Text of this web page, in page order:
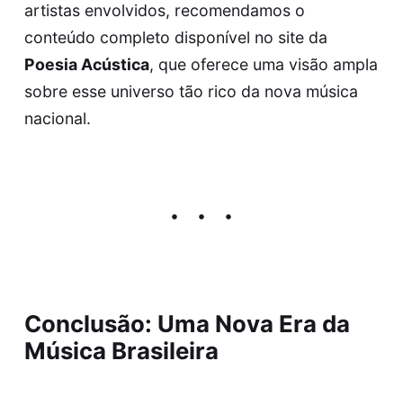
artistas envolvidos, recomendamos o
conteúdo completo disponível no site da
Poesia Acústica, que oferece uma visão ampla
sobre esse universo tão rico da nova música
nacional.
Conclusão: Uma Nova Era da
Música Brasileira